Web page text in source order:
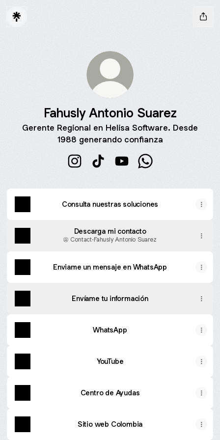
Fahusly Antonio Suarez
Gerente Regional en Helisa Software. Desde
1988 generando confianza
Consulta nuestras soluciones
Descarga mi contacto
Contact·Fahusly Antonio Suarez
Enviame un mensaje en WhatsApp
Envíame tu información
WhatsApp
YouTube
Centro de Ayudas
Sitio web Colombia